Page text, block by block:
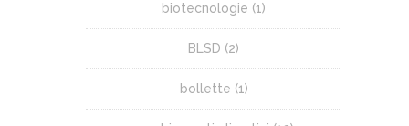
biotecnologie (1)
BLSD (2)
bollette (1)